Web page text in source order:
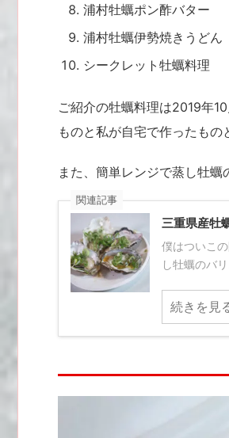
浦村牡蠣ポン酢バター
浦村牡蠣伊勢焼きうどん
シークレット牡蠣料理
ご紹介の牡蠣料理は2019年
ものと私が自宅で作ったもの
また、簡単レンジで蒸し牡蠣
関連記事
三重県産牡
僕はついこ
し牡蠣のバ
続きを見